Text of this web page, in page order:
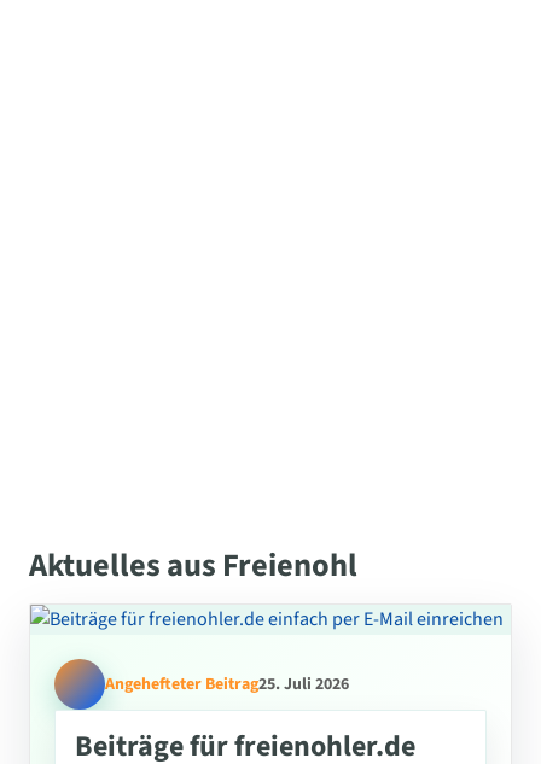
Aktuelles aus Freienohl
Angehefteter Beitrag25. Juli 2026
Beiträge für freienohler.de